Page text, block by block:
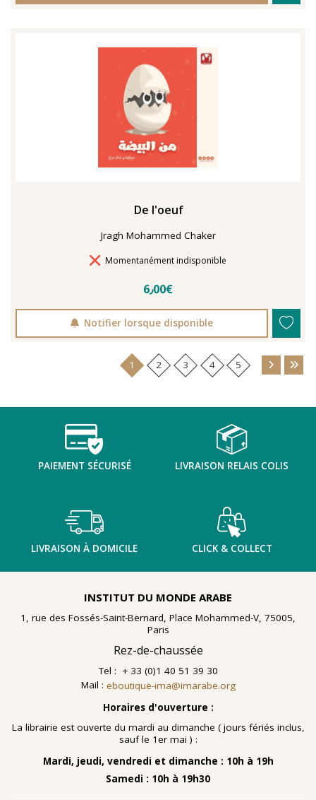
De l'oeuf
Jragh Mohammed Chaker
Délais de livraison
Momentanément indisponible
6٫00€
Notifier lorsque disponible
1 2 3 4 5
PAIEMENT SÉCURISÉ LIVRAISON RELAIS COLIS
LIVRAISON À DOMICILE CLICK & COLLECT
INSTITUT DU MONDE ARABE
1, rue des Fossés-Saint-Bernard, Place Mohammed-V, 75005,
Paris
Rez-de-chaussée
Tel : + 33 (0)1 40 51 39 30
Mail : eboutique-ima@imarabe.org
Horaires d'ouverture :
La librairie est ouverte du mardi au dimanche ( jours fériés inclus,
sauf le 1er mai ) :
Mardi, jeudi, vendredi et dimanche : 10h à 19h
Samedi : 10h à 19h30